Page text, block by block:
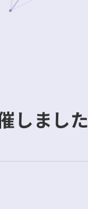
しました